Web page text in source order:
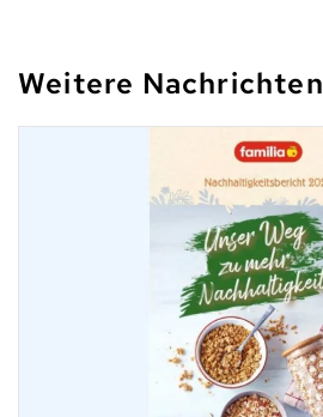
Weitere Nachrichten